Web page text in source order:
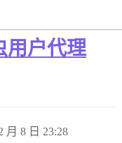
用户代理
月 8 日 23:28